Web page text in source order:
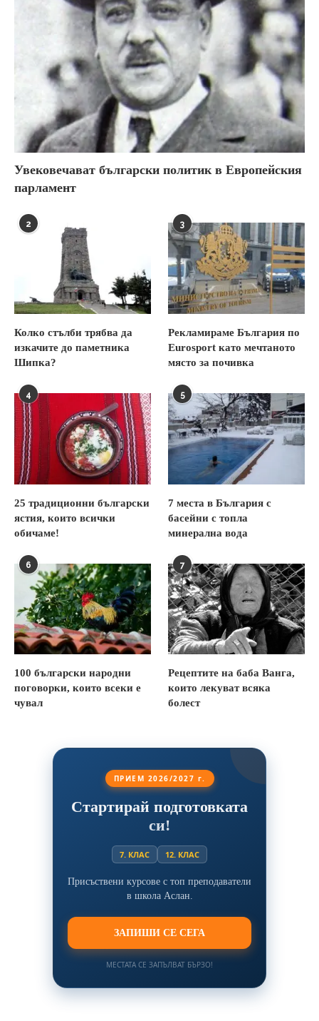
Увековечават български политик в Европейския
парламент
2
Колко стълби трябва да
изкачите до паметника
Шипка?
3
Рекламираме България по
Eurosport като мечтаното
място за почивка
4
25 традиционни български
ястия, които всички
обичаме!
5
7 места в България с
басейни с топла
минерална вода
6
100 български народни
поговорки, които всеки е
чувал
7
Рецептите на баба Ванга,
които лекуват всяка
болест
ПРИЕМ 2026/2027 г.
Стартирай подготовката
си!
7. КЛАС 12. КЛАС
Присъствени курсове с топ преподаватели
в школа Аслан.
ЗАПИШИ СЕ СЕГА
МЕСТАТА СЕ ЗАПЪЛВАТ БЪРЗО!